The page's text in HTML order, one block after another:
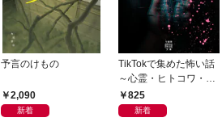
予言のけもの
2,090
新着
TikTokで集めた怖い話
～心霊・ヒトコワ・不
思議・都市伝説～
825
新着